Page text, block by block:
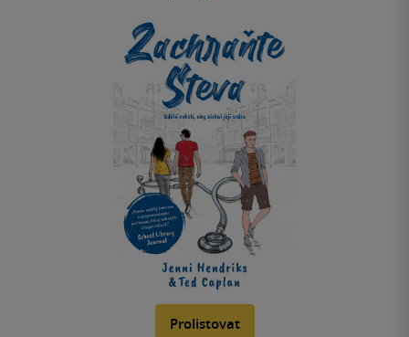
Prolistovat